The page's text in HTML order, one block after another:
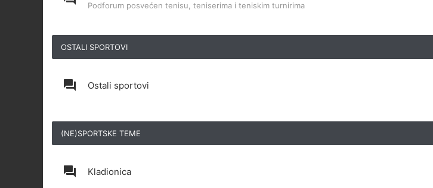
Podforum posvećen tenisu, teniserima i teniskim turnirima
OSTALI SPORTOVI
Ostali sportovi
(NE)SPORTSKE TEME
Kladionica